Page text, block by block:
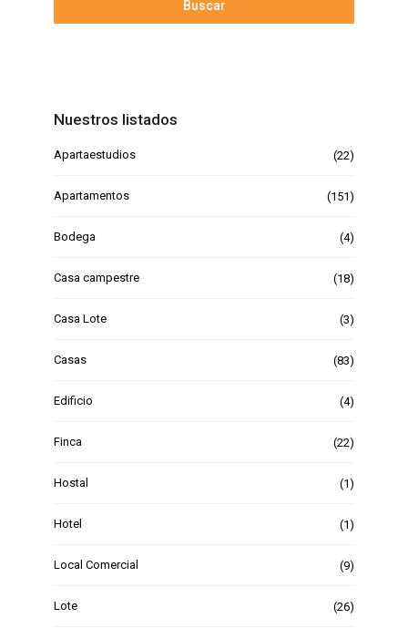
Buscar
Nuestros listados
Apartaestudios (22)
Apartamentos (151)
Bodega (4)
Casa campestre (18)
Casa Lote (3)
Casas (83)
Edificio (4)
Finca (22)
Hostal (1)
Hotel (1)
Local Comercial (9)
Lote (26)